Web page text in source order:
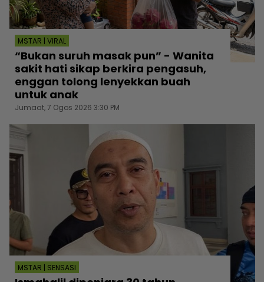
MSTAR | VIRAL
“Bukan suruh masak pun” - Wanita
sakit hati sikap berkira pengasuh,
enggan tolong lenyekkan buah
untuk anak
Jumaat, 7 Ogos 2026 3:30 PM
MSTAR | SENSASI